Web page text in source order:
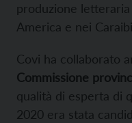
produzione
America e nei
Covi ha collaborato
Commissione
qualità di esperta di
2020 era stata